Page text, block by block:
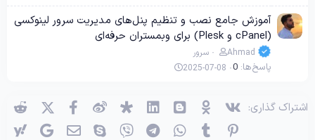
آموزش جامع نصب و تنظیم پنل‌های مدیریت سرور لینوکسی
(cPanel و Plesk) برای وبمستران حرفه‌ای
Ahmad سرور
پاسخ‌ها 0
2025-07-08
اشتراک گذاری: وی‌کی اوکی (OK) بلاگر لینکدین دیاسپورا ویبو فیسبوک
X (توئیتر)
پینترست Tumblr واتساپ تلگرام وایبر اسکایپ ایمیل گوگل